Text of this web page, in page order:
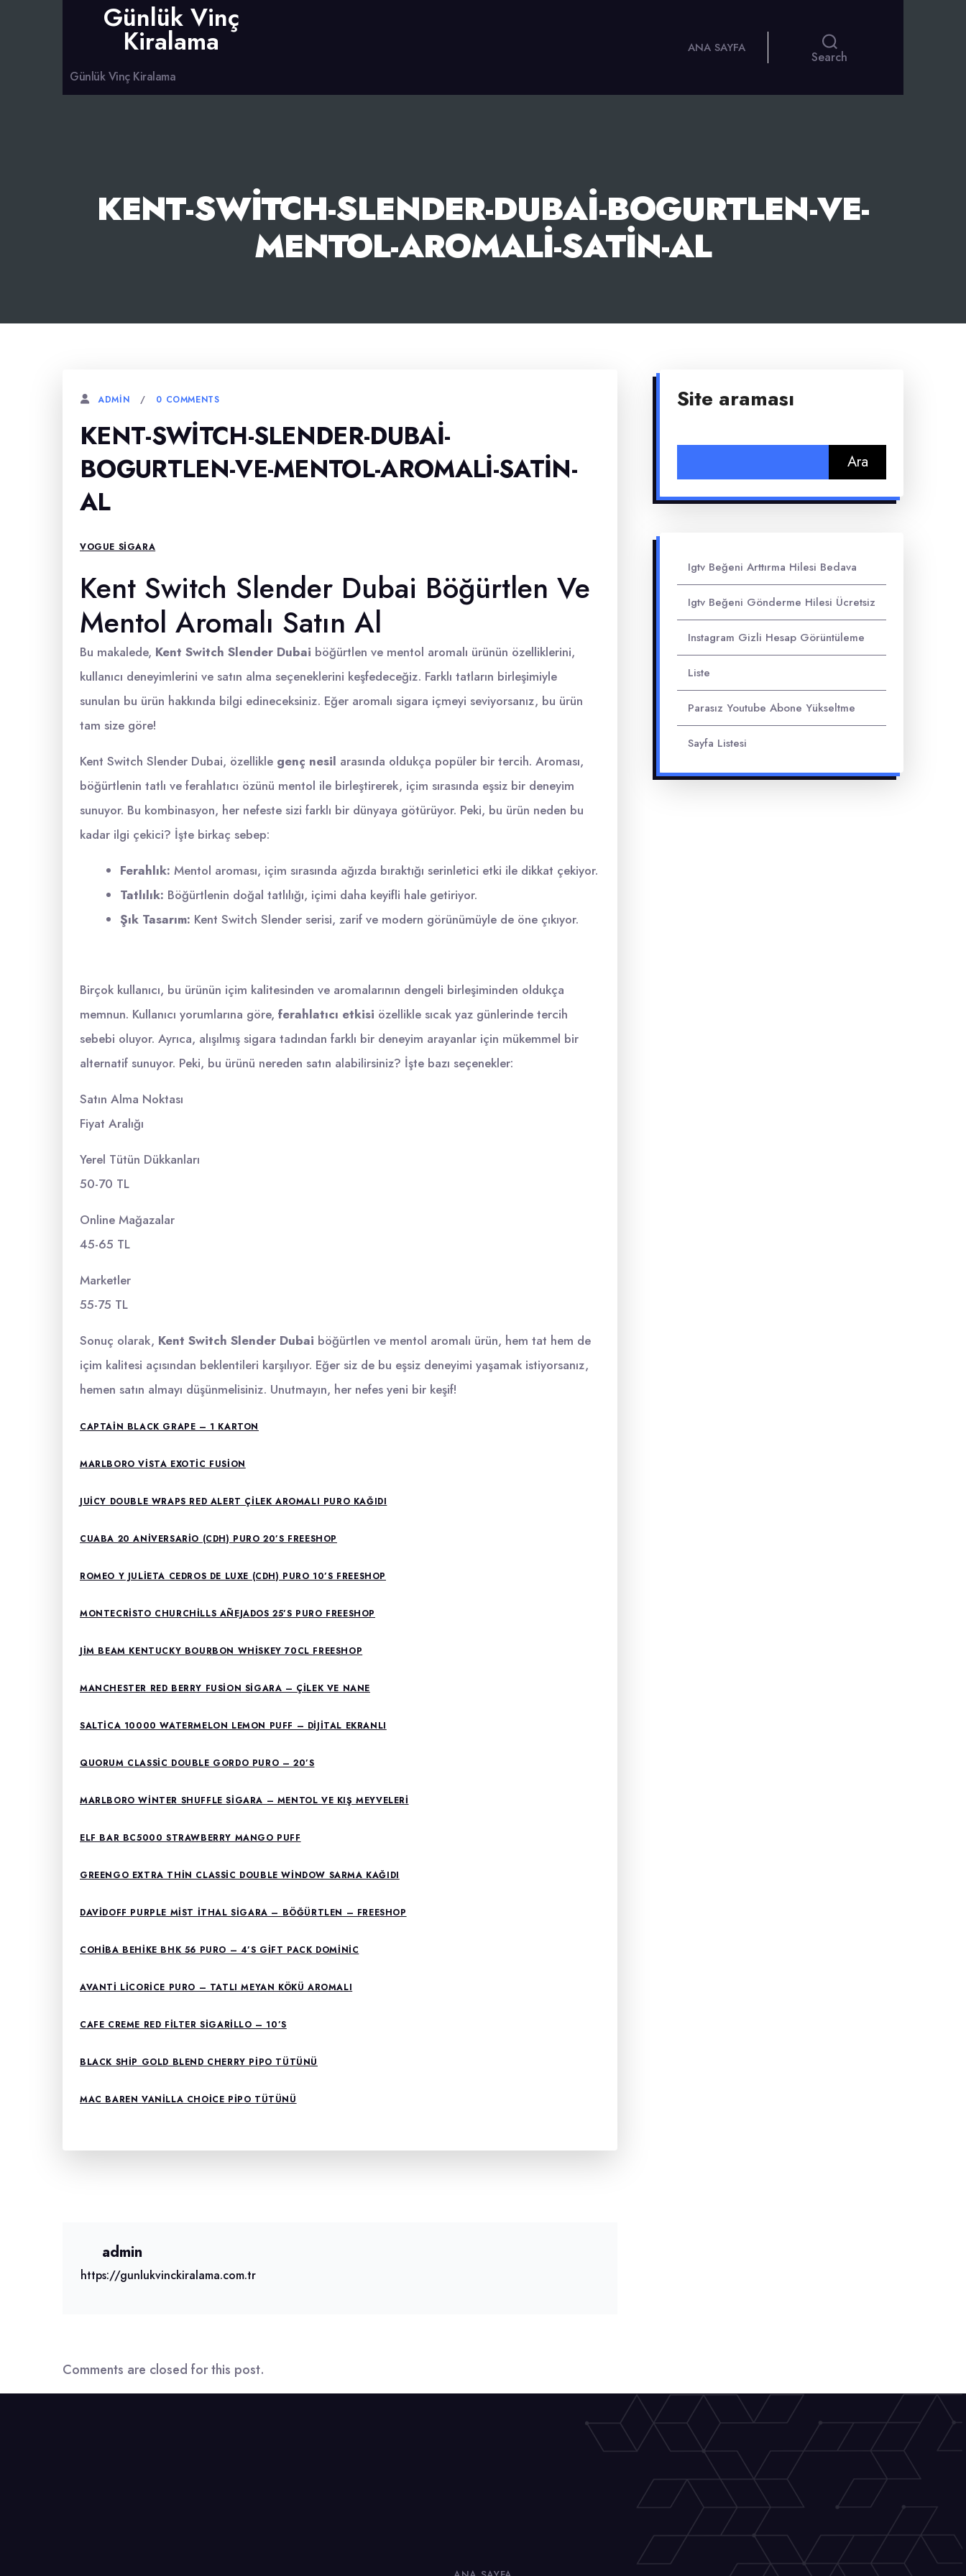
Günlük Vinç
Kiralama
Günlük Vinç Kiralama
ANA SAYFA
Search
KENT-SWITCH-SLENDER-DUBAI-BOGURTLEN-VE-
MENTOL-AROMALI-SATIN-AL
ADMIN 0 COMMENTS
KENT-SWITCH-SLENDER-DUBAI-
BOGURTLEN-VE-MENTOL-AROMALI-SATIN-
AL
VOGUE SIGARA
Kent Switch Slender Dubai Böğürtlen Ve
Mentol Aromalı Satın Al
Bu makalede, Kent Switch Slender Dubai böğürtlen ve mentol aromalı ürünün özelliklerini,
kullanıcı deneyimlerini ve satın alma seçeneklerini keşfedeceğiz. Farklı tatların birleşimiyle
sunulan bu ürün hakkında bilgi edineceksiniz. Eğer aromalı sigara içmeyi seviyorsanız, bu ürün
tam size göre!
Kent Switch Slender Dubai, özellikle genç nesil arasında oldukça popüler bir tercih. Aroması,
böğürtlenin tatlı ve ferahlatıcı özünü mentol ile birleştirerek, içim sırasında eşsiz bir deneyim
sunuyor. Bu kombinasyon, her nefeste sizi farklı bir dünyaya götürüyor. Peki, bu ürün neden bu
kadar ilgi çekici? İşte birkaç sebep:
Ferahlık: Mentol aroması, içim sırasında ağızda bıraktığı serinletici etki ile dikkat çekiyor.
Tatlılık: Böğürtlenin doğal tatlılığı, içimi daha keyifli hale getiriyor.
Şık Tasarım: Kent Switch Slender serisi, zarif ve modern görünümüyle de öne çıkıyor.
Birçok kullanıcı, bu ürünün içim kalitesinden ve aromalarının dengeli birleşiminden oldukça
memnun. Kullanıcı yorumlarına göre, ferahlatıcı etkisi özellikle sıcak yaz günlerinde tercih
sebebi oluyor. Ayrıca, alışılmış sigara tadından farklı bir deneyim arayanlar için mükemmel bir
alternatif sunuyor. Peki, bu ürünü nereden satın alabilirsiniz? İşte bazı seçenekler:
Satın Alma Noktası
Fiyat Aralığı
Yerel Tütün Dükkanları
50-70 TL
Online Mağazalar
45-65 TL
Marketler
55-75 TL
Sonuç olarak, Kent Switch Slender Dubai böğürtlen ve mentol aromalı ürün, hem tat hem de
içim kalitesi açısından beklentileri karşılıyor. Eğer siz de bu eşsiz deneyimi yaşamak istiyorsanız,
hemen satın almayı düşünmelisiniz. Unutmayın, her nefes yeni bir keşif!
CAPTAIN BLACK GRAPE – 1 KARTON
MARLBORO VISTA EXOTIC FUSION
JUICY DOUBLE WRAPS RED ALERT ÇILEK AROMALI PURO KAĞIDI
CUABA 20 ANIVERSARIO (CDH) PURO 20’S FREESHOP
ROMEO Y JULIETA CEDROS DE LUXE (CDH) PURO 10’S FREESHOP
MONTECRISTO CHURCHILLS AÑEJADOS 25’S PURO FREESHOP
JIM BEAM KENTUCKY BOURBON WHISKEY 70CL FREESHOP
MANCHESTER RED BERRY FUSION SIGARA – ÇILEK VE NANE
SALTICA 10000 WATERMELON LEMON PUFF – DIJITAL EKRANLI
QUORUM CLASSIC DOUBLE GORDO PURO – 20’S
MARLBORO WINTER SHUFFLE SIGARA – MENTOL VE KIŞ MEYVELERI
ELF BAR BC5000 STRAWBERRY MANGO PUFF
GREENGO EXTRA THIN CLASSIC DOUBLE WINDOW SARMA KAĞIDI
DAVIDOFF PURPLE MIST İTHAL SIGARA – BÖĞÜRTLEN – FREESHOP
COHIBA BEHIKE BHK 56 PURO – 4’S GIFT PACK DOMİNİC
AVANTI LICORICE PURO – TATLI MEYAN KÖKÜ AROMALI
CAFE CREME RED FILTER SIGARILLO – 10’S
BLACK SHIP GOLD BLEND CHERRY PIPO TÜTÜNÜ
MAC BAREN VANILLA CHOICE PIPO TÜTÜNÜ
admin
https://gunlukvinckiralama.com.tr
Comments are closed for this post.
Site araması
Igtv Beğeni Arttırma Hilesi Bedava
Igtv Beğeni Gönderme Hilesi Ücretsiz
Instagram Gizli Hesap Görüntüleme
Liste
Parasız Youtube Abone Yükseltme
Sayfa Listesi